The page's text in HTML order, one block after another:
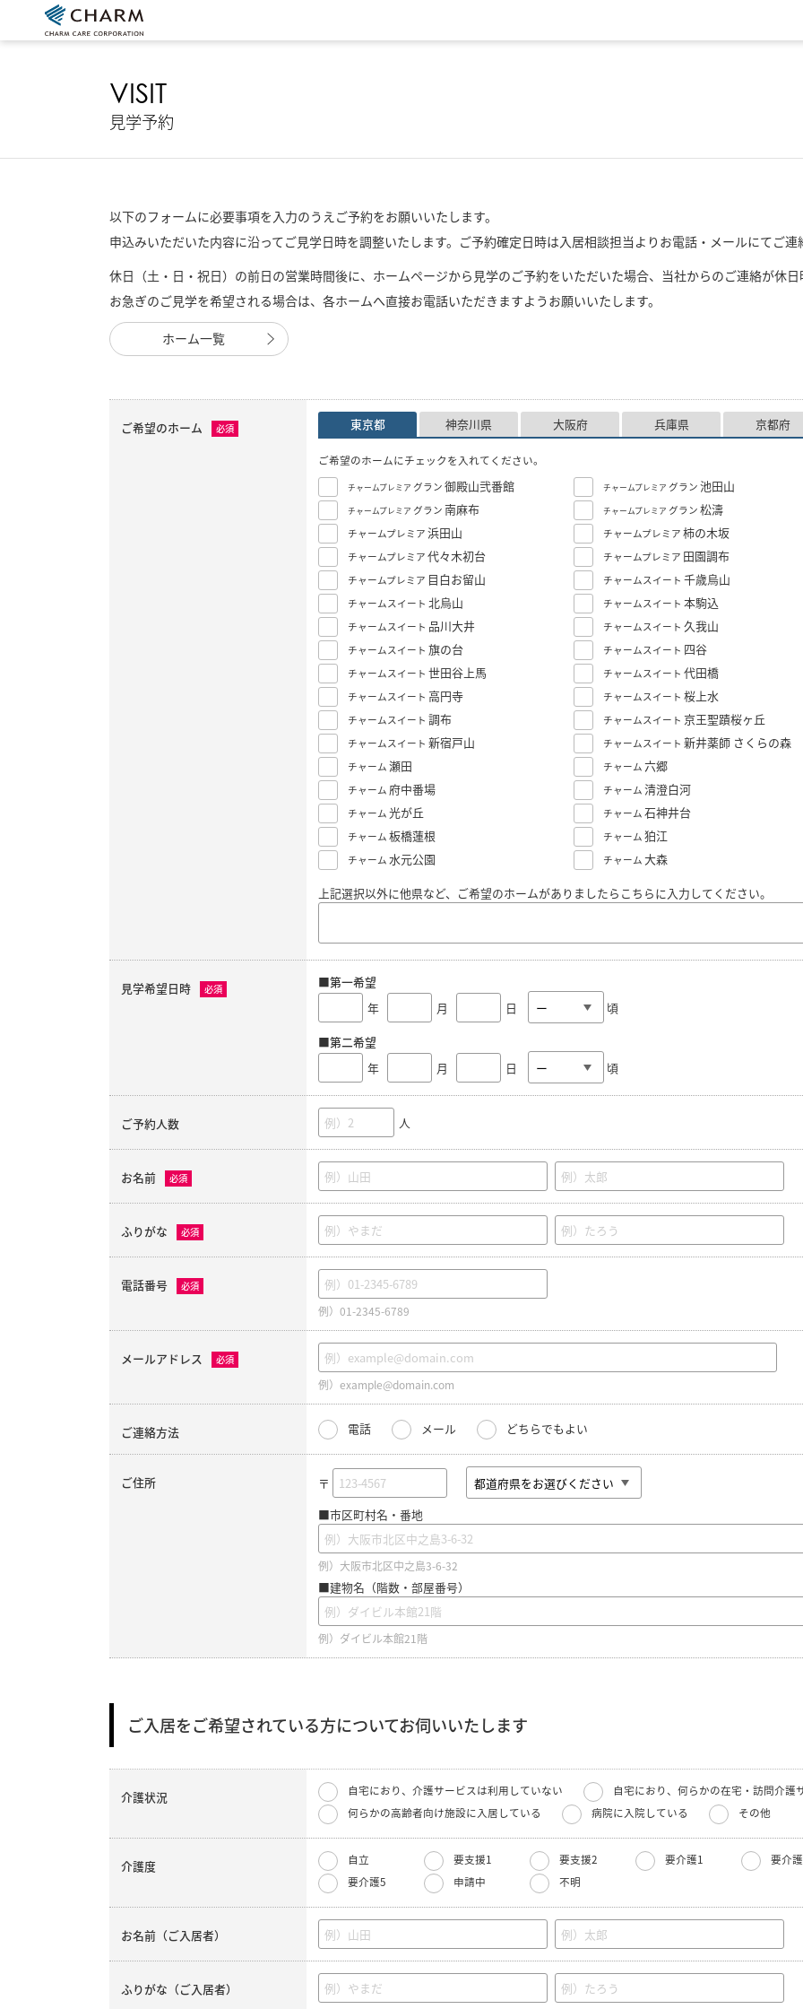
VISIT
見学予約
以下のフォームに必要事項を入力のうえご予約をお願いいたします。
申込みいただいた内容に沿ってご見学日時を調整いたします。ご予約確定日時は入居相談担当よりお電話・メールにてご連
休日（土・日・祝日）の前日の営業時間後に、ホームページから見学のご予約をいただいた場合、当社からのご連絡が休日
お急ぎのご見学を希望される場合は、各ホームへ直接お電話いただきますようお願いいたします。
ホーム一覧
ご希望のホーム 必須 東京都 神奈川県 大阪府 兵庫県 京都府
ご希望のホームにチェックを入れてください。
チャームプレミア グラン 御殿山弐番館 チャームプレミア グラン 池田山
チャームプレミア グラン 南麻布 チャームプレミア グラン 松濤
チャームプレミア 浜田山 チャームプレミア 柿の木坂
チャームプレミア 代々木初台 チャームプレミア 田園調布
チャームプレミア 目白お留山 チャームスイート 千歳烏山
チャームスイート 北烏山 チャームスイート 本駒込
チャームスイート 品川大井 チャームスイート 久我山
チャームスイート 旗の台 チャームスイート 四谷
チャームスイート 世田谷上馬 チャームスイート 代田橋
チャームスイート 高円寺 チャームスイート 桜上水
チャームスイート 調布 チャームスイート 京王聖蹟桜ヶ丘
チャームスイート 新宿戸山 チャームスイート 新井薬師 さくらの森
チャーム 瀬田 チャーム 六郷
チャーム 府中番場 チャーム 清澄白河
チャーム 光が丘 チャーム 石神井台
チャーム 板橋蓮根 チャーム 狛江
チャーム 水元公園 チャーム 大森
上記選択以外に他県など、ご希望のホームがありましたらこちらに入力してください。
見学希望日時 必須
■第一希望
年
月 日 頃
■第二希望
年
月 日 頃
ご予約人数 人
お名前 必須
ふりがな 必須
電話番号 必須
例）01-2345-6789
メールアドレス 必須
例）example@domain.com
ご連絡方法 電話 メール どちらでもよい
ご住所
〒
■市区町村名・番地
例）大阪市北区中之島3-6-32
■建物名（階数・部屋番号）
例）ダイビル本館21階
ご入居をご希望されている方についてお伺いいたします
介護状況 自宅におり、介護サービスは利用していない
自宅におり、何らかの在宅・訪問介護
何らかの高齢者向け施設に入居している
病院に入院している その他
介護度 自立 要支援1 要支援2 要介護1 要介
要介護5
申請中 不明
お名前（ご入居者）
ふりがな（ご入居者）